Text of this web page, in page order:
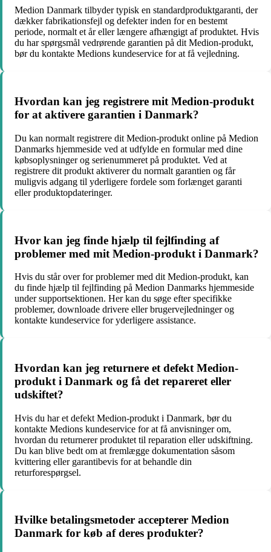
Medion Danmark tilbyder typisk en standardproduktgaranti, der
dækker fabrikationsfejl og defekter inden for en bestemt
periode, normalt et år eller længere afhængigt af produktet. Hvis
du har spørgsmål vedrørende garantien på dit Medion-produkt,
bør du kontakte Medions kundeservice for at få vejledning.
Hvordan kan jeg registrere mit Medion-produkt
for at aktivere garantien i Danmark?
Du kan normalt registrere dit Medion-produkt online på Medion
Danmarks hjemmeside ved at udfylde en formular med dine
købsoplysninger og serienummeret på produktet. Ved at
registrere dit produkt aktiverer du normalt garantien og får
muligvis adgang til yderligere fordele som forlænget garanti
eller produktopdateringer.
Hvor kan jeg finde hjælp til fejlfinding af
problemer med mit Medion-produkt i Danmark?
Hvis du står over for problemer med dit Medion-produkt, kan
du finde hjælp til fejlfinding på Medion Danmarks hjemmeside
under supportsektionen. Her kan du søge efter specifikke
problemer, downloade drivere eller brugervejledninger og
kontakte kundeservice for yderligere assistance.
Hvordan kan jeg returnere et defekt Medion-
produkt i Danmark og få det repareret eller
udskiftet?
Hvis du har et defekt Medion-produkt i Danmark, bør du
kontakte Medions kundeservice for at få anvisninger om,
hvordan du returnerer produktet til reparation eller udskiftning.
Du kan blive bedt om at fremlægge dokumentation såsom
kvittering eller garantibevis for at behandle din
returforespørgsel.
Hvilke betalingsmetoder accepterer Medion
Danmark for køb af deres produkter?